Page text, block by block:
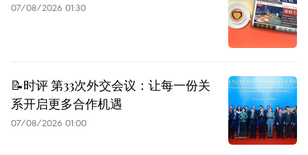
07/08/2026 01:30
📝时评 第33次外交会议：让每一份关
系开启更多合作机遇
07/08/2026 01:00